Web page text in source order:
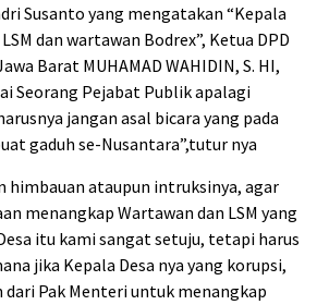
Susanto yang mengatakan “Kepala
dan wartawan Bodrex”, Ketua DPD
Barat MUHAMAD WAHIDIN, S. HI,
Seorang Pejabat Publik apalagi
jangan asal bicara yang pada
gaduh se-Nusantara”,tutur nya
himbauan ataupun intruksinya, agar
menangkap Wartawan dan LSM yang
itu kami sangat setuju, tetapi harus
jika Kepala Desa nya yang korupsi,
dari Pak Menteri untuk menangkap